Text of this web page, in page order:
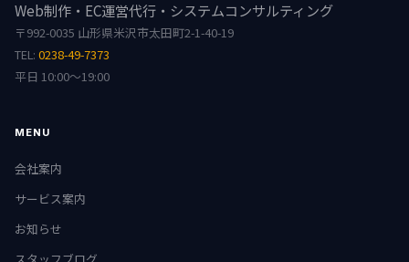
Web制作・EC運営代行・システムコンサルティング
〒992-0035 山形県米沢市太田町2-1-40-19
TEL: 0238-49-7373
平日 10:00〜19:00
MENU
会社案内
サービス案内
お知らせ